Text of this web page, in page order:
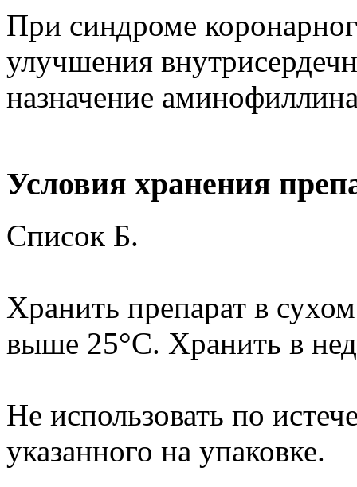
При синдроме
улучшения
назначение
Условия хранения
Список Б.
Хранить препарат в
выше 25°С. Хранить в
Не использовать по
указанного на упаковке.